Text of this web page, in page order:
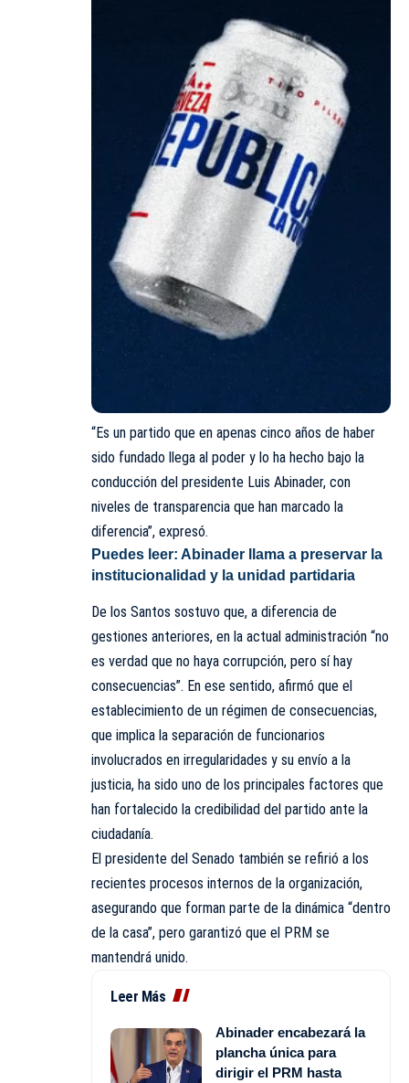
“Es un partido que en apenas cinco años de haber
sido fundado llega al poder y lo ha hecho bajo la
conducción del presidente Luis Abinader, con
niveles de transparencia que han marcado la
diferencia”, expresó.
Puedes leer: Abinader llama a preservar la
institucionalidad y la unidad partidaria
De los Santos sostuvo que, a diferencia de
gestiones anteriores, en la actual administración “no
es verdad que no haya corrupción, pero sí hay
consecuencias”. En ese sentido, afirmó que el
establecimiento de un régimen de consecuencias,
que implica la separación de funcionarios
involucrados en irregularidades y su envío a la
justicia, ha sido uno de los principales factores que
han fortalecido la credibilidad del partido ante la
ciudadanía.
El presidente del Senado también se refirió a los
recientes procesos internos de la organización,
asegurando que forman parte de la dinámica “dentro
de la casa”, pero garantizó que el PRM se
mantendrá unido.
Leer Más
Abinader encabezará la
plancha única para
dirigir el PRM hasta